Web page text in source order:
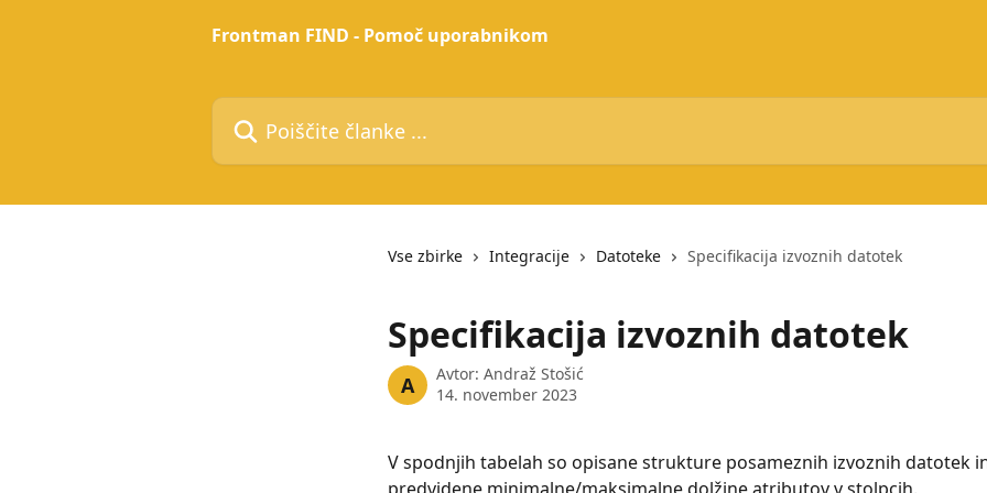
Frontman FIND - Pomoč uporabnikom
Poiščite članke ...
Vse zbirke Integracije Datoteke Specifikacija izvoznih datotek
Specifikacija izvoznih datotek
A Avtor: Andraž Stošić
14. november 2023
V spodnjih tabelah so opisane strukture posameznih izvoznih datotek